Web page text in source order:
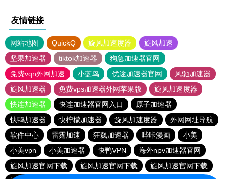
友情链接
网站地图 QuickQ 旋风加速度器
旋风加速
坚果加速器
tiktok加速器
狗急加速器官网
免费vqn外网加速
小蓝鸟 优途加速器官网
风驰加速器
旋风加速器
免费vps加速器外网苹果版
旋风加速度器
快连加速器
快连加速器官网入口
原子加速器
快鸭加速器
快柠檬加速器 旋风加速度器
外网网址导航
软件中心
雷霆加速 狂飙加速器 哔咔漫画
小美
小美vpn
小美加速器 快鸭VPN
海外npv加速器官网
旋风加速官网下载
旋风加速官网下载
旋风加速官网下载